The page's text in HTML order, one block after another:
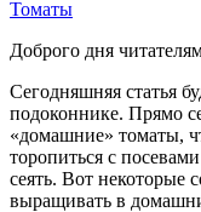
Томаты
Доброго дня
Сегодняшняя статья
подоконнике. Прямо
«домашние» томаты,
торопиться с
сеять. Вот некоторые
выращивать в